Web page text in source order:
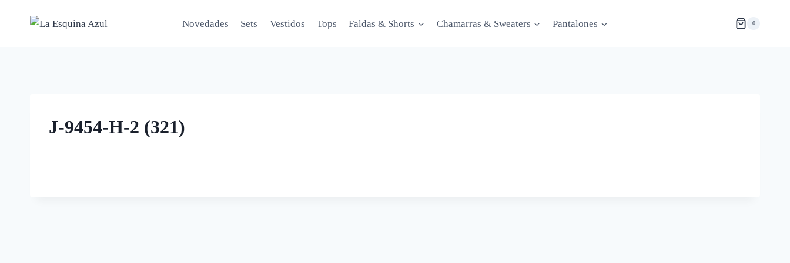
Novedades Sets Vestidos Tops Faldas & Shorts Chamarras & Sweaters Pantalones 0
J-9454-H-2 (321)